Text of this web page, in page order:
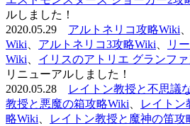
ルしました！
2020.05.29 アルトネリコ攻略Wiki
Wiki
アルトネリコ3攻略Wiki
リ
Wiki
イリスのアトリエ グランフ
リニューアルしました！
2020.05.28
レイトン教授と不思議
教授と悪魔の箱攻略Wiki
レイトン
略Wiki
レイトン教授と魔神の笛攻